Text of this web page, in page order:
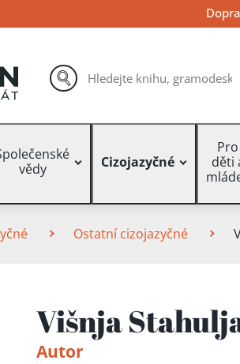
hledat
vědy
Cizojazyčné
Pro
děti
Ostatní cizojazyčné
Višnja
Autor